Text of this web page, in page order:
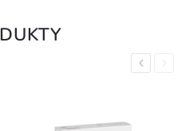
PreviousNext